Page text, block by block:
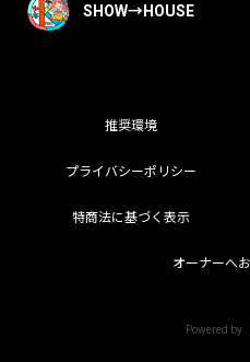
SHOW→HOUSE
推奨環境
プライバシーポリシー
特商法に基づく表示
オーナーへ
Powered by